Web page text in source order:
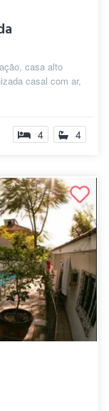
casa alto
casal com ar,
4 4